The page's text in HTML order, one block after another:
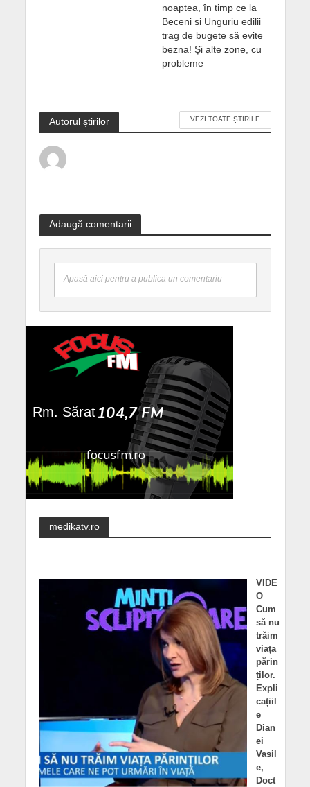
noaptea, în timp ce la
Beceni și Unguriu edilii
trag de bugete să evite
bezna! Și alte zone, cu
probleme
Autorul știrilor VEZI TOATE ȘTIRILE
Adaugă comentarii
Apasă aici pentru a publica un comentariu
medikatv.ro
VIDE
O
Cum
să nu
trăim
viața
părin
ților.
Expli
cațiil
e
Dian
ei
Vasil
e,
Doct